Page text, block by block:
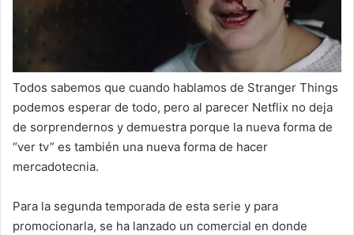
Todos sabemos que cuando hablamos de Stranger Things
podemos esperar de todo, pero al parecer Netflix no deja
de sorprendernos y demuestra porque la nueva forma de
“ver tv” es también una nueva forma de hacer
mercadotecnia.
Para la segunda temporada de esta serie y para
promocionarla, se ha lanzado un comercial en donde